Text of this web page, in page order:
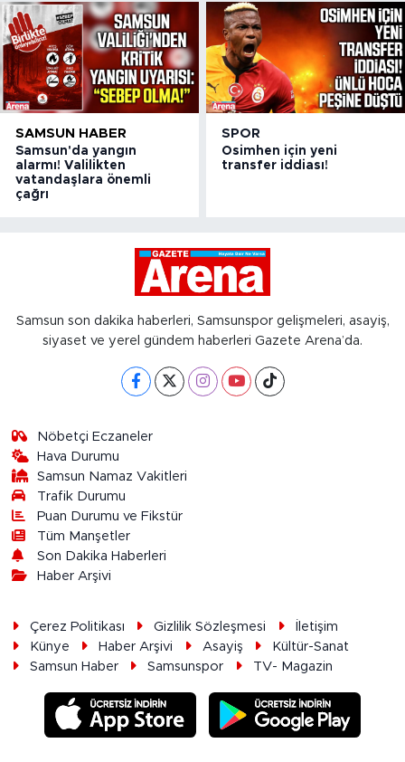
SAMSUN HABER
Samsun'da yangın
alarmı! Valilikten
vatandaşlara önemli
çağrı
SPOR
Osimhen için yeni
transfer iddiası!
Samsun son dakika haberleri, Samsunspor gelişmeleri, asayiş,
siyaset ve yerel gündem haberleri Gazete Arena’da.
Nöbetçi Eczaneler
Hava Durumu
Samsun Namaz Vakitleri
Trafik Durumu
Puan Durumu ve Fikstür
Tüm Manşetler
Son Dakika Haberleri
Haber Arşivi
Çerez Politikası Gizlilik Sözleşmesi
İletişim
Künye
Haber Arşivi Asayiş
Kültür-Sanat
Samsun Haber
Samsunspor TV- Magazin